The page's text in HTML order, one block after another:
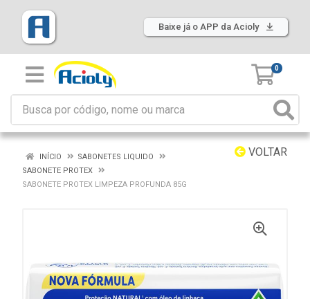
Baixe já o APP da Acioly
0
VOLTAR
INÍCIO
SABONETES LIQUIDO
SABONETE PROTEX
SABONETE PROTEX LIMPEZA PROFUNDA 85G